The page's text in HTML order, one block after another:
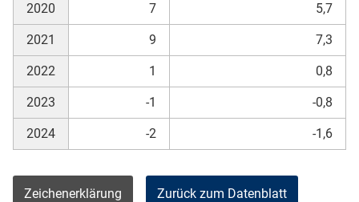
2020 7 5,7
2021 9 7,3
2022 1 0,8
2023 -1 -0,8
2024 -2 -1,6
Zeichenerklärung Zurück zum Datenblatt